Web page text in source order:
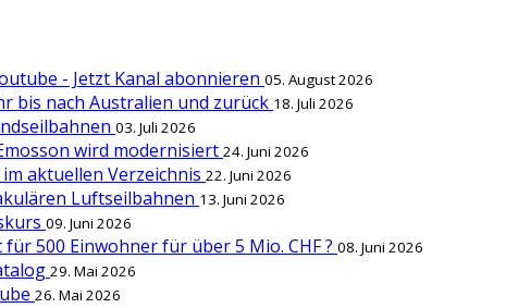
- Jetzt Kanal abonnieren 05. August 2026
bis nach Australien und zurück 18. Juli 2026
03. Juli 2026
wird modernisiert 24. Juni 2026
aktuellen Verzeichnis 22. Juni 2026
Luftseilbahnen 13. Juni 2026
09. Juni 2026
500 Einwohner für über 5 Mio. CHF ? 08. Juni 2026
29. Mai 2026
26. Mai 2026